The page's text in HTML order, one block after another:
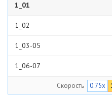
1_01
1_02
1_03-05
1_06-07
Скорость 0.75x